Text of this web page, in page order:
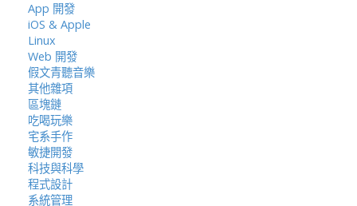
App 開發
iOS & Apple
Linux
Web 開發
假文青聽音樂
其他雜項
區塊鏈
吃喝玩樂
宅系手作
敏捷開發
科技與科學
程式設計
系統管理